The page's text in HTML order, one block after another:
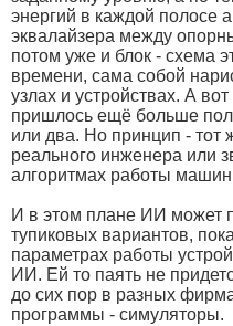
энергий в каждой полосе
эквалайзера между
потом уже и блок - схема
времени, сама собой
узлах и устройствах. А
пришлось ещё больше
или два. Но принцип - тот
реального инженера или
алгоритмах работы
И в этом плане ИИ может
тупиковых вариантов,
параметрах работы
ИИ. Ей то паять не
до сих пор в разных
программы - симуляторы.